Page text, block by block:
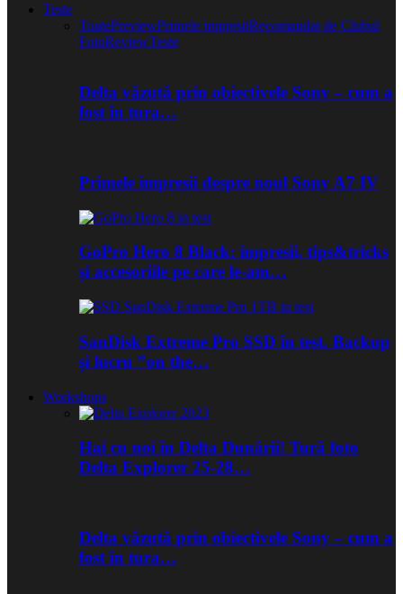
Teste
ToatePreviewPrimele impresiiRecomandat de Clubul
FotoReviewTeste
Delta văzută prin obiectivele Sony – cum a
fost în tura…
Primele impresii despre noul Sony A7 IV
GoPro Hero 8 Black: impresii, tips&tricks
și accesoriile pe care le-am…
SanDisk Extreme Pro SSD în test. Backup
și lucru ”on the…
Workshops
Hai cu noi în Delta Dunării! Tură foto
Delta Explorer 25-28…
Delta văzută prin obiectivele Sony – cum a
fost în tura…